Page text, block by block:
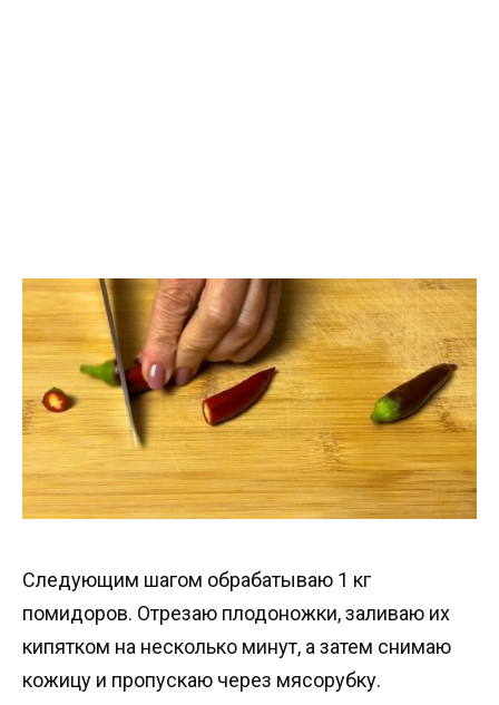
Следующим шагом обрабатываю 1 кг
помидоров. Отрезаю плодоножки, заливаю их
кипятком на несколько минут, а затем снимаю
кожицу и пропускаю через мясорубку.